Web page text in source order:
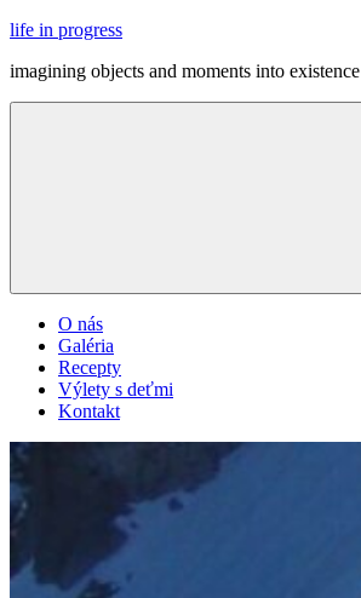
Skip
content
life in progress
imagining objects and moments into existence
O nás
Galéria
Recepty
Výlety s deťmi
Kontakt